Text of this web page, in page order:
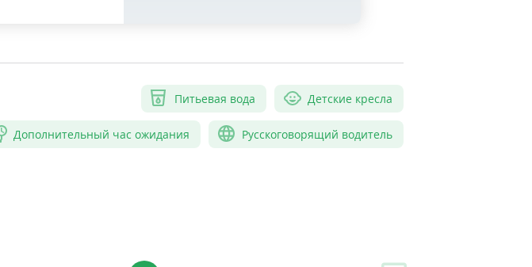
Питьевая вода Детские кресла
Дополнительный час ожидания Русскоговорящий водитель